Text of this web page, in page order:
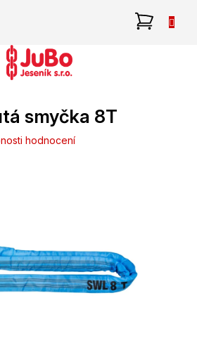
smyčka 8T
hodnocení